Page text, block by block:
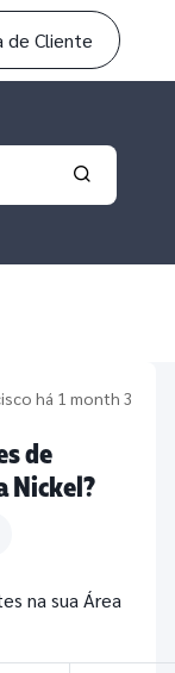
de Cliente
Validate
há 1 month 3
de
Nickel?
na sua Área